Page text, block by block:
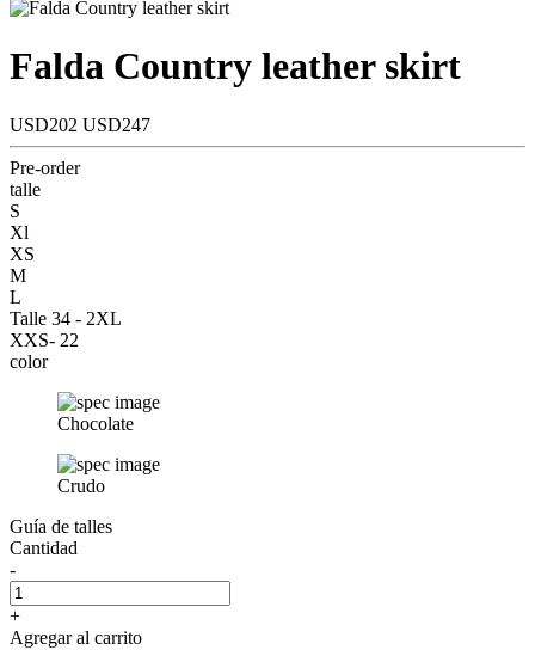
Falda Country leather skirt
USD202 USD247
Pre-order
talle
S
Xl
XS
M
L
Talle 34 - 2XL
XXS- 22
color
Chocolate
Crudo
Guía de talles
Cantidad
-
+
Agregar al carrito